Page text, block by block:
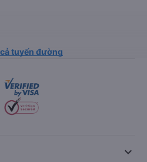
tuyến đường
keyboard_arrow_down